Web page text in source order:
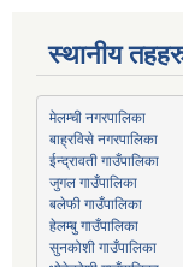
स्थानीय
मेलम्ची नगरपालिका
बाह्रविसे नगरपालिका
ईन्द्रावती गाउँपालिका
जुगल गाउँपालिका
बलेफी गाउँपालिका
हेलम्बु गाउँपालिका
सुनकोशी गाउँपालिका